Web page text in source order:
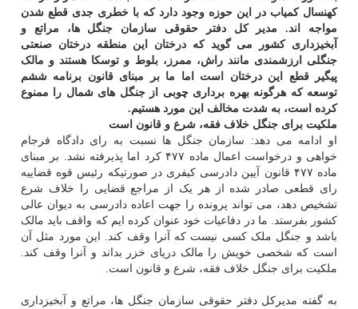
کهنسال کمیاب در این حوزه وجود دارد که با خطری جدی قطع شدن
مواجه اند. مدیر کل دفتر حقوقی سازمان جنگل ها، مراتع و
آبخیزداری کشور می گوید که درختان این منطقه درختان صنعتی
جنگلی ارزشمندی مانند راش، ممرز، بلوط و توسکا هستند و مالک
پیگیر قطع این درختان است اما ما بر مبنای قانون برنامه ششم
توسعه که هرگونه بهره برداری چوبی از جنگل های شمال را ممنوع
کرده است، به شدت مخالف این مورد هستیم.
ملکیت برای جنگل خلاف فقه، شرع و قانون است
او ادامه می دهد: سازمان جنگل ها نسبت به رای دادگاه فرجام
خواهی و درخواست اعمال ماده ۴۷۷ کرد اما پذیرفته نشد. بر مبنای
ماده ۴۷۷ قانون آیین دادرسی کیفری در صورتیکه رئیس قوه قضاییه
رای قطعی صادر شده از هر یک از مراجع قضایی را خلاف شرع
تشخیص دهد، می تواند پرونده را جهت اعاده دادرسی به دیوان عالی
کشور بفرستد. ما در دفاعیات خود عنوان کرده ایم که واقف باید مالک
باشد و جنگل ملک کسی نیست که آنرا وقف کند. این مورد مثل آن
است که شخصی خویش را مالک دریای خزر بداند و آنرا وقف کند.
ملکیت برای جنگل خلاف فقه، شرع و قانون است.
به گفته مدیرکل دفتر حقوقی سازمان جنگل ها، مراتع و آبخیزداری